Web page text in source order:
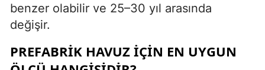
benzer olabilir ve 25–30 yıl arasında
değişir.
PREFABRIK HAVUZ IÇIN EN UYGUN